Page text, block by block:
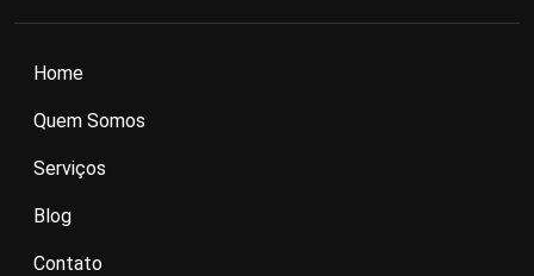
Home
Quem Somos
Serviços
Blog
Contato